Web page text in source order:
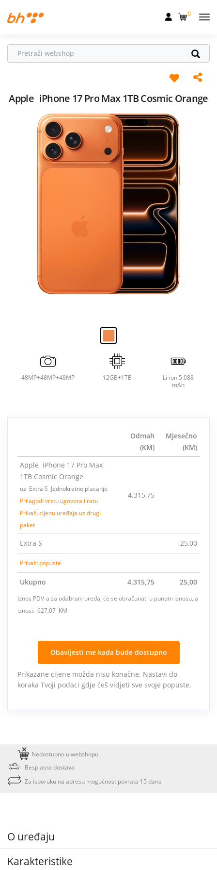
Fiksna
Televizija
Pogodnosti
0
Apple iPhone 17 Pro Max 1TB Cosmic Orange
48MP+48MP+48MP 12GB+1TB
Li-ion 5.088
mAh
Odmah
(KM)
Mjesečno
(KM)
Apple iPhone 17 Pro Max
1TB Cosmic Orange
uz Extra S Jednokratno placanje
Prilagodi vrstu ugovora i ratu
Prikaži cijenu uređaja uz drugi
paket
4.315,75
Extra S 25,00
Prikaži popuste
Ukupno 4.315,75 25,00
Iznos PDV-a za odabrani uređaj će se obračunati u punom iznosu, a
iznosi: 627,07 KM
Obavijesti me kada bude dostupno
Prikazane cijene možda nisu konačne. Nastavi do
koraka Tvoji podaci gdje ćeš vidjeti sve svoje popuste.
Nedostupno u webshopu
Besplatna dostava
Za isporuku na adresu mogućnost povrata 15 dana
O uređaju
Karakteristike